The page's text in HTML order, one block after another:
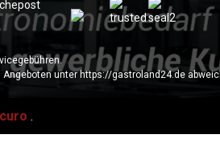
unter https://gastroland24.de
.